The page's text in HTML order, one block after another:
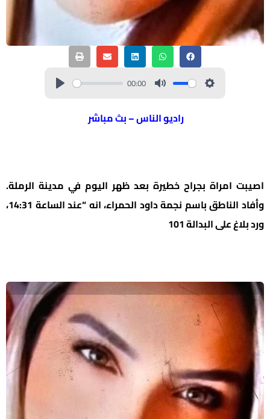
00:00
راديو الناس – بث مباشر
اصيبت امراة بجراح خطيرة بعد ظهر اليوم في مدينة الرملة.
وأفاد الناطق باسم نجمة داود الحمراء، انه “عند الساعة 14:31،
ورد بلاغ على البدالة 101